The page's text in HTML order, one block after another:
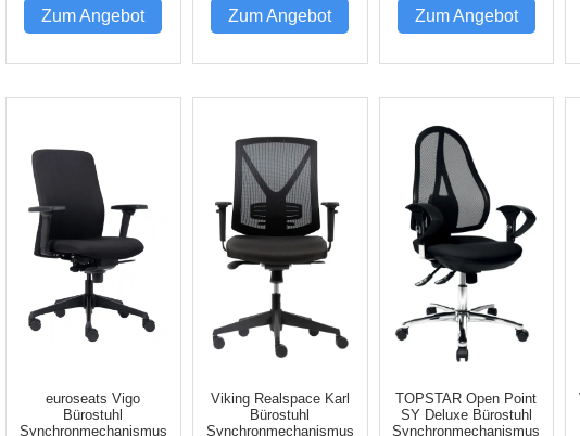
Zum Angebot Zum Angebot Zum Angebot
euroseats Vigo
Bürostuhl
Synchronmechanismus
Viking Realspace Karl
Bürostuhl
Synchronmechanismus
TOPSTAR Open Point
SY Deluxe Bürostuhl
Synchronmechanismus